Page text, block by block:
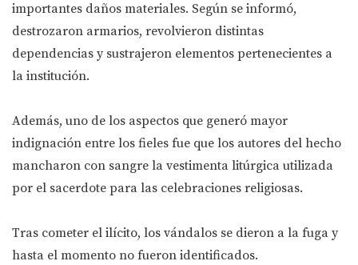
importantes daños materiales. Según se informó,
destrozaron armarios, revolvieron distintas
dependencias y sustrajeron elementos pertenecientes a
la institución.
Además, uno de los aspectos que generó mayor
indignación entre los fieles fue que los autores del hecho
mancharon con sangre la vestimenta litúrgica utilizada
por el sacerdote para las celebraciones religiosas.
Tras cometer el ilícito, los vándalos se dieron a la fuga y
hasta el momento no fueron identificados.